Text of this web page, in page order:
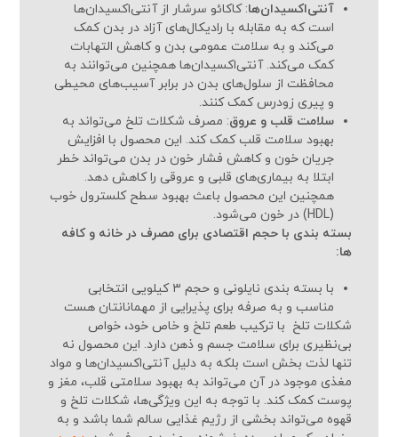
آنتی‌اکسیدان‌ها: کاکائو سرشار از آنتی‌اکسیدان‌ها
است که به مقابله با رادیکال‌های آزاد در بدن کمک
می‌کند و به سلامت عمومی بدن و کاهش التهابات
کمک می‌کند. آنتی‌اکسیدان‌ها همچنین می‌توانند به
محافظت از سلول‌های بدن در برابر آسیب‌های محیطی
و پیری زودرس کمک کنند.
سلامت قلب و عروق: مصرف شکلات تلخ می‌تواند به
بهبود سلامت قلب کمک کند. این محصول با افزایش
جریان خون و کاهش فشار خون در بدن می‌تواند خطر
ابتلا به بیماری‌های قلبی و عروقی را کاهش دهد.
همچنین این محصول باعث بهبود سطح کلسترول خوب
(HDL) در خون می‌شود.
بسته بندی با حجم اقتصادی برای مصرف در خانه و کافه
ها:
با بسته بندی نایلونی و حجم ۳ کیلویی انتخابی
مناسب و به صرفه برای پذیرایی از مهمانانتان هست
شکلات تلخ با ترکیب طعم تلخ و خاص خود، خواص
بی‌نظیری برای سلامت جسم و ذهن دارد. این محصول نه
تنها لذت بخش است بلکه به دلیل آنتی‌اکسیدان‌ها و مواد
مغذی موجود در آن می‌تواند به بهبود سلامتی قلب، مغز و
پوست کمک کند. با توجه به این ویژگی‌ها، شکلات تلخ و
قهوه می‌تواند بخشی از رژیم غذایی سالم شما باشد و به